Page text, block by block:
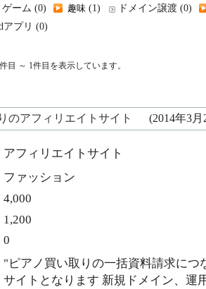
ゲーム (0) 趣味 (1)
ドメイン譲渡 (0)
アプリ (0)
目 ～ 1件目を表示しています。
のアフィリエイトサイト (2014年3月
アフィリエイトサイト
ファッション
4,000
1,200
0
"ピアノ買い取りの一括資料請求につ
サイトとなります 新規ドメイン、運